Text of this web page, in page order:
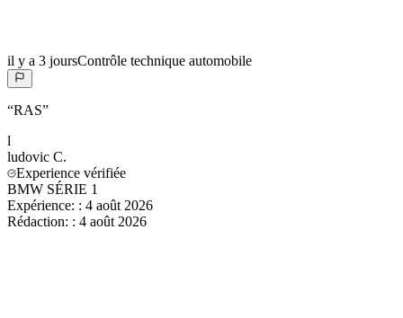
il y a 3 joursContrôle technique automobile
“RAS”
l
ludovic C.
Experience vérifiée
BMW SÉRIE 1
Expérience: : 4 août 2026
Rédaction: : 4 août 2026